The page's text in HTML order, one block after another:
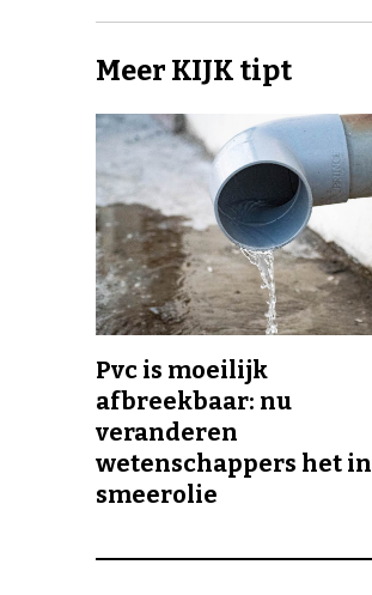
Meer KIJK tipt
Pvc is moeilijk
afbreekbaar: nu
veranderen
wetenschappers het in
smeerolie